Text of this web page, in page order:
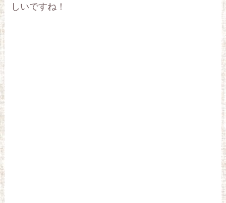
しいですね！